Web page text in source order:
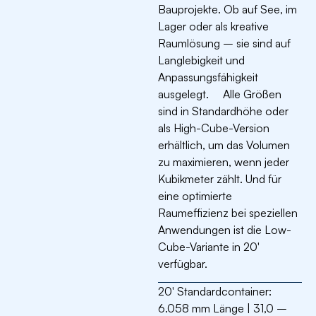
Bauprojekte. Ob auf See, im
Lager oder als kreative
Raumlösung – sie sind auf
Langlebigkeit und
Anpassungsfähigkeit
ausgelegt. Alle Größen
sind in Standardhöhe oder
als High-Cube-Version
erhältlich, um das Volumen
zu maximieren, wenn jeder
Kubikmeter zählt. Und für
eine optimierte
Raumeffizienz bei speziellen
Anwendungen ist die Low-
Cube-Variante in 20′
verfügbar.
20′ Standardcontainer:
6.058 mm Länge | 31,0 –